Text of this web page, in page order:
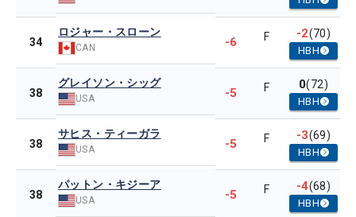
34
ロジャー・スローン
CAN -6 F -2(70)
HBH
38
グレイソン・シッグ
USA -5 F 0(72)
HBH
38
サヒス・ティーガラ
USA -5 F -3(69)
HBH
38
パットン・キジーア
USA -5 F -4(68)
HBH